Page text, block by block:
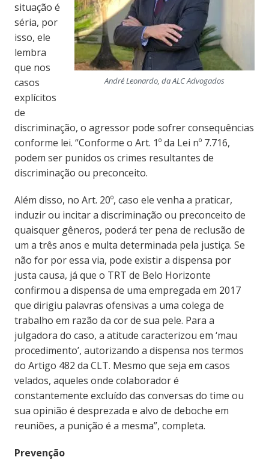
André Leonardo,da ALC Advogados
situação é
séria, por
isso, ele
lembra
que nos
casos
explícitos
de
discriminação, o agressor pode sofrer consequências
conforme lei. “Conforme o Art. 1º da Lei nº 7.716,
podem ser punidos os crimes resultantes de
discriminação ou preconceito.
Além disso, no Art. 20º, caso ele venha a praticar,
induzir ou incitar a discriminação ou preconceito de
quaisquer gêneros, poderá ter pena de reclusão de
um a três anos e multa determinada pela justiça. Se
não for por essa via, pode existir a dispensa por
justa causa, já que o TRT de Belo Horizonte
confirmou a dispensa de uma empregada em 2017
que dirigiu palavras ofensivas a uma colega de
trabalho em razão da cor de sua pele. Para a
julgadora do caso, a atitude caracterizou em ‘mau
procedimento’, autorizando a dispensa nos termos
do Artigo 482 da CLT. Mesmo que seja em casos
velados, aqueles onde colaborador é
constantemente excluído das conversas do time ou
sua opinião é desprezada e alvo de deboche em
reuniões, a punição é a mesma”, completa.
Prevenção